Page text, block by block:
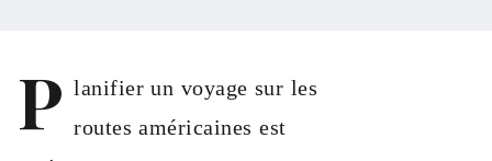
P lanifier un voyage sur les
routes américaines est